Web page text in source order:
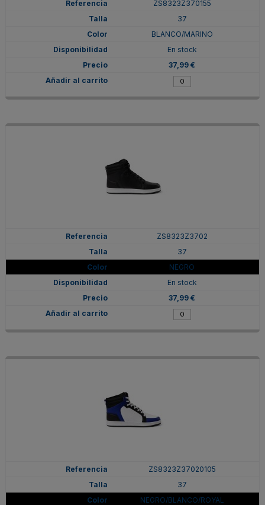
ZS8323Z370155
37
BLANCO/MARINO
En stock
37,99 €
ZS8323Z3702
37
NEGRO
En stock
37,99 €
ZS8323Z37020105
37
NEGRO/BLANCO/ROYAL